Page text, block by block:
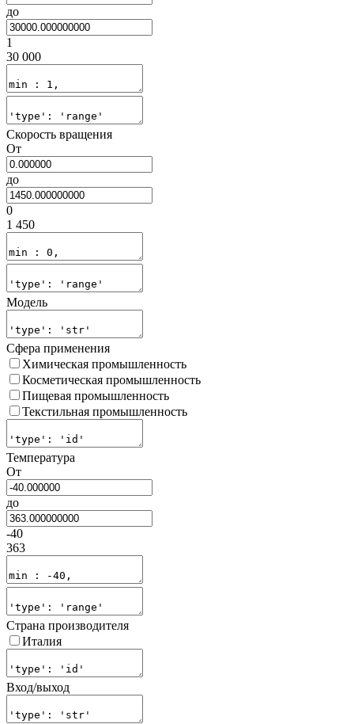
до
1
30 000
Скорость вращения
От
до
0
1 450
Модель
Сфера применения
Химическая промышленность
Косметическая промышленность
Пищевая промышленность
Текстильная промышленность
Температура
От
до
-40
363
Страна производителя
Италия
Вход/выход